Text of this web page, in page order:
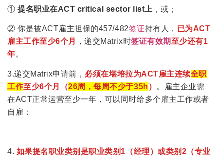
①提名职业在ACT critical sector list上 ，或；
② 你是被ACT雇主担保的457/482签证持有人， 已为ACT
雇主工作至少6个月
，递交Matrix时签证有效期至少还有1
年。
3.递交Matrix申请前， 必须在堪培拉为ACT雇主连续全职
工作至少6个月（26周，每周不少于35h ）
。雇主企业需
在ACT正常运营至少一年，可以同时给多个雇主工作或者
自雇；
4. 如果提名职业类别是职业类别1（经理）或类别2（专业